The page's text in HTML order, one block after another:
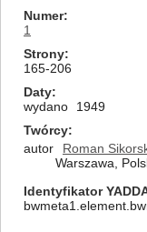
Numer
1
Strony
165-206
Daty
wydano
1949
Twórcy
autor
Roman
Warszawa,
Identyfikator